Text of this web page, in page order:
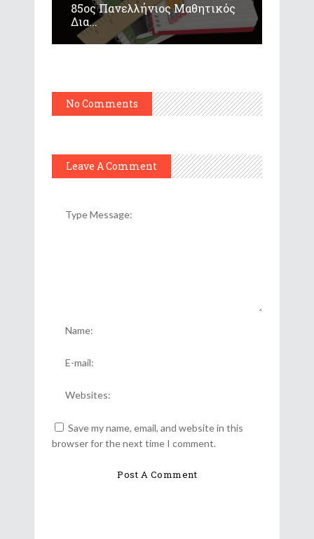
85ος Πανελλήνιος Μαθητικός
Δια...
No Comments
Leave A Comment
Save my name, email, and website in this
browser for the next time I comment.